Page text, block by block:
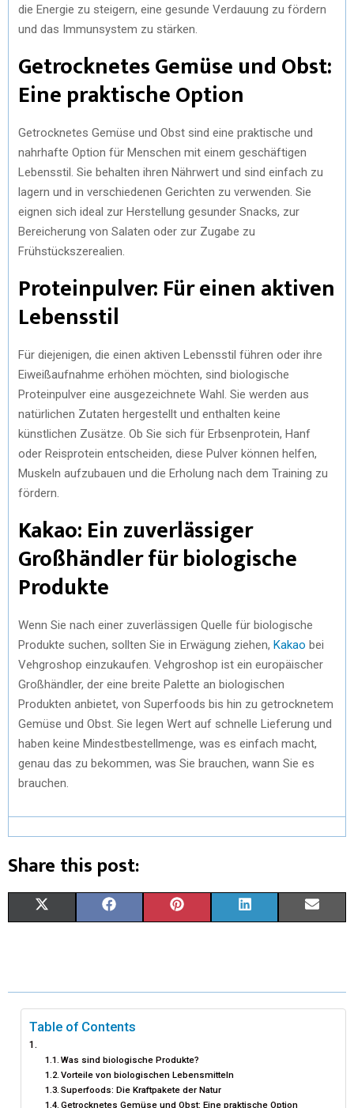
die Energie zu steigern, eine gesunde Verdauung zu fördern
und das Immunsystem zu stärken.
Getrocknetes Gemüse und Obst:
Eine praktische Option
Getrocknetes Gemüse und Obst sind eine praktische und
nahrhafte Option für Menschen mit einem geschäftigen
Lebensstil. Sie behalten ihren Nährwert und sind einfach zu
lagern und in verschiedenen Gerichten zu verwenden. Sie
eignen sich ideal zur Herstellung gesunder Snacks, zur
Bereicherung von Salaten oder zur Zugabe zu
Frühstückszerealien.
Proteinpulver: Für einen aktiven
Lebensstil
Für diejenigen, die einen aktiven Lebensstil führen oder ihre
Eiweißaufnahme erhöhen möchten, sind biologische
Proteinpulver eine ausgezeichnete Wahl. Sie werden aus
natürlichen Zutaten hergestellt und enthalten keine
künstlichen Zusätze. Ob Sie sich für Erbsenprotein, Hanf
oder Reisprotein entscheiden, diese Pulver können helfen,
Muskeln aufzubauen und die Erholung nach dem Training zu
fördern.
Kakao: Ein zuverlässiger
Großhändler für biologische
Produkte
Wenn Sie nach einer zuverlässigen Quelle für biologische
Produkte suchen, sollten Sie in Erwägung ziehen, Kakao bei
Vehgroshop einzukaufen. Vehgroshop ist ein europäischer
Großhändler, der eine breite Palette an biologischen
Produkten anbietet, von Superfoods bis hin zu getrocknetem
Gemüse und Obst. Sie legen Wert auf schnelle Lieferung und
haben keine Mindestbestellmenge, was es einfach macht,
genau das zu bekommen, was Sie brauchen, wann Sie es
brauchen.
Share this post:
W
T
E
B
O
T
E
K I
Table of Contents
Was sind biologische Produkte?
Vorteile von biologischen Lebensmitteln
Superfoods: Die Kraftpakete der Natur
Getrocknetes Gemüse und Obst: Eine praktische Option